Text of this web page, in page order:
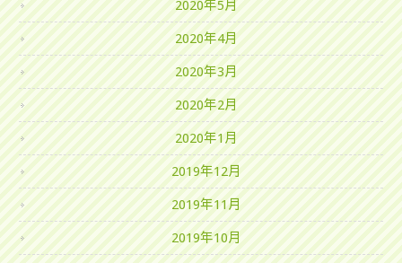
2020年5月
2020年4月
2020年3月
2020年2月
2020年1月
2019年12月
2019年11月
2019年10月